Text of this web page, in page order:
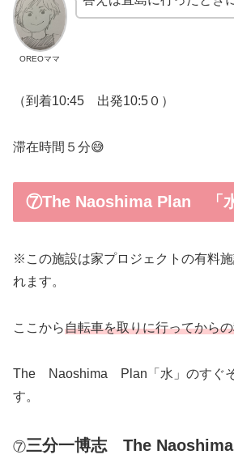
OREOママ
（到着10:45 出発10:5０）
滞在時間５分😅
⑦The Naoshima Plan 「水
※この施設は家プロジェクトの有料
れます。
ここから自転車を取りに行ってから
The Naoshima Plan「水」のすぐそ
す。
⑦三分一博志 The